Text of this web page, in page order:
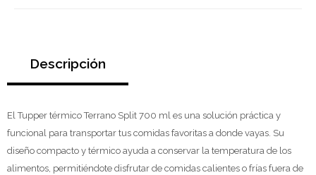
Descripción
El Tupper térmico Terrano Split 700 ml es una solución práctica y
funcional para transportar tus comidas favoritas a donde vayas. Su
diseño compacto y térmico ayuda a conservar la temperatura de los
alimentos, permitiéndote disfrutar de comidas calientes o frías fuera de